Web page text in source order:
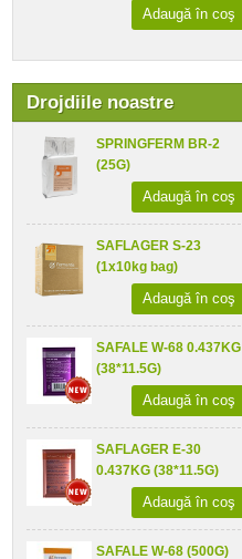
Adaugă în coş
Drojdiile noastre
SPRINGFERM BR-2
(25G)
Adaugă în coş
SAFLAGER S-23
(1x10kg bag)
Adaugă în coş
SAFALE W-68 0.437KG
(38*11.5G)
Adaugă în coş
SAFLAGER E-30
0.437KG (38*11.5G)
Adaugă în coş
SAFALE W-68 (500G)